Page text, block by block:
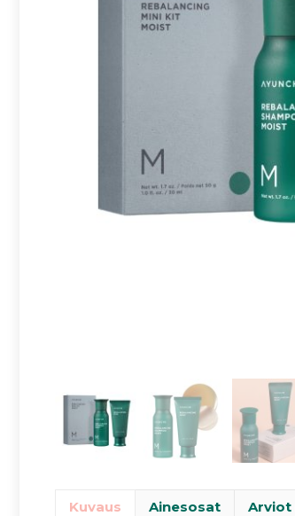
Kuvaus Ainesosat Arviot